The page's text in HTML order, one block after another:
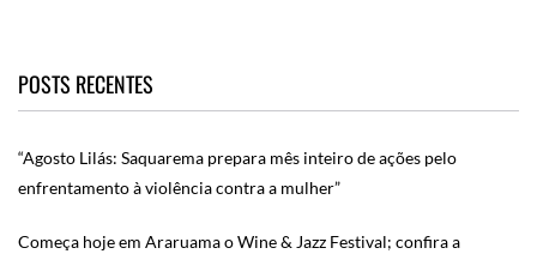
POSTS RECENTES
“Agosto Lilás: Saquarema prepara mês inteiro de ações pelo
enfrentamento à violência contra a mulher”
Começa hoje em Araruama o Wine & Jazz Festival; confira a